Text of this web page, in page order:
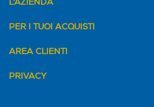
L'AZIENDA
PER I TUOI ACQUISTI
AREA CLIENTI
PRIVACY